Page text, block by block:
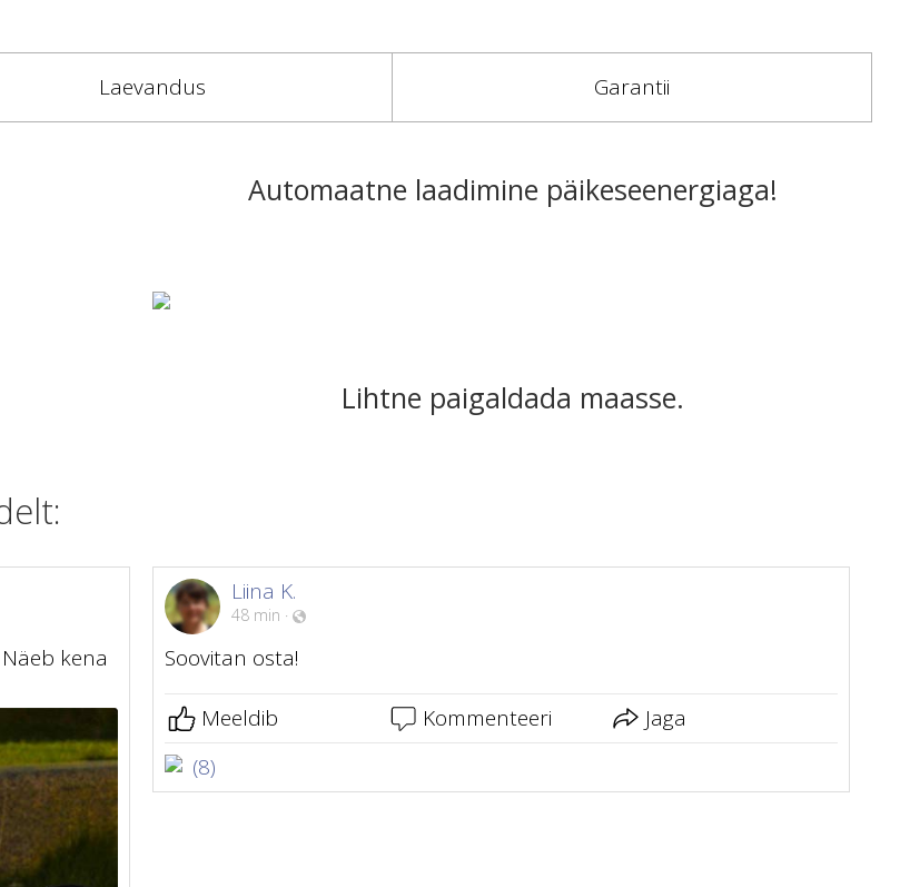
Laevandus Garantii
Automaatne laadimine päikeseenergiaga!
Lihtne paigaldada maasse.
kena
Liina K.
48 min ·
Soovitan osta!
Meeldib Kommenteeri
Jaga
(8)